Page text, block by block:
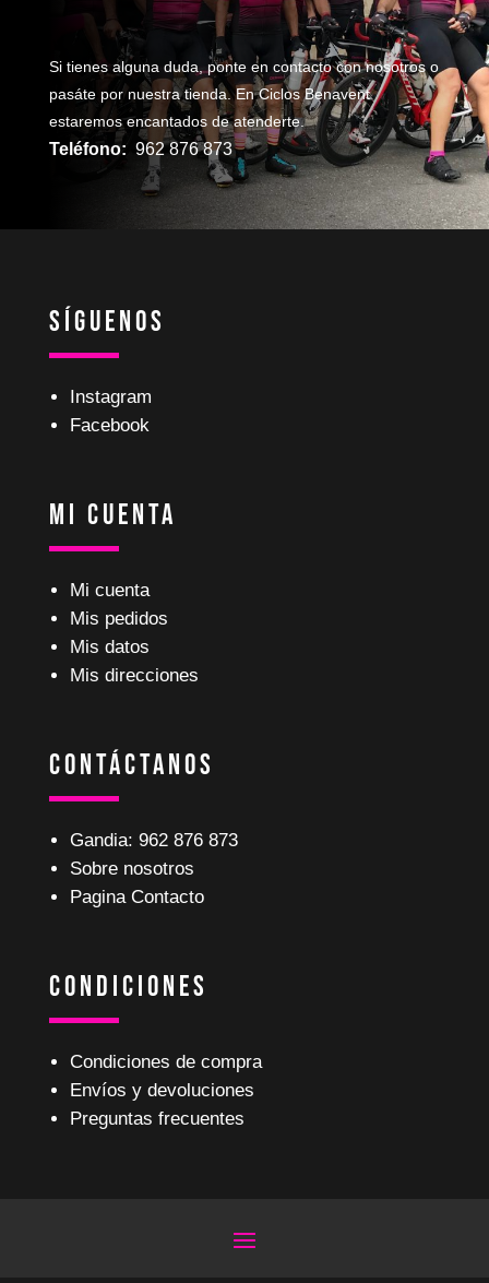
Si tienes alguna duda, ponte en contacto con nosotros o
pasáte por nuestra tienda. En Ciclos Benavent
estaremos encantados de atenderte.
Teléfono: 962 876 873
Síguenos
Instagram
Facebook
Mi Cuenta
Mi cuenta
Mis pedidos
Mis datos
Mis direcciones
Contáctanos
Gandia: 962 876 873
Sobre nosotros
Pagina Contacto
Condiciones
Condiciones de compra
Envíos y devoluciones
Preguntas frecuentes